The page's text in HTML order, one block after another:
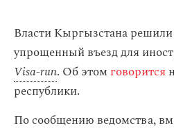
Власти Кыргызстана
упрощенный въезд для
Visa-run. Об этом говорится
республики.
По сообщению ведомства,